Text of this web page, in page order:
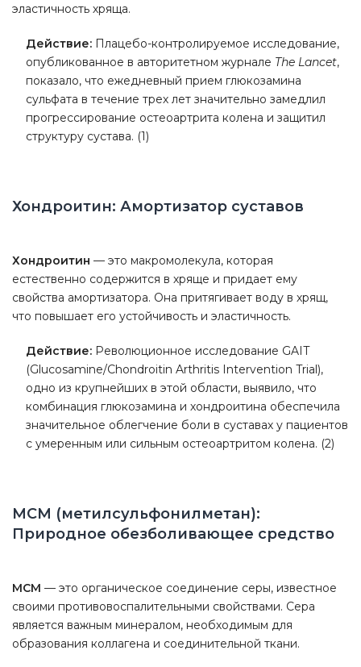
эластичность хряща.
Действие: Плацебо-контролируемое исследование,
опубликованное в авторитетном журнале The Lancet,
показало, что ежедневный прием глюкозамина
сульфата в течение трех лет значительно замедлил
прогрессирование остеоартрита колена и защитил
структуру сустава. (1)
Хондроитин: Амортизатор суставов
Хондроитин — это макромолекула, которая
естественно содержится в хряще и придает ему
свойства амортизатора. Она притягивает воду в хрящ,
что повышает его устойчивость и эластичность.
Действие: Революционное исследование GAIT
(Glucosamine/Chondroitin Arthritis Intervention Trial),
одно из крупнейших в этой области, выявило, что
комбинация глюкозамина и хондроитина обеспечила
значительное облегчение боли в суставах у пациентов
с умеренным или сильным остеоартритом колена. (2)
МСМ (метилсульфонилметан):
Природное обезболивающее средство
МСМ — это органическое соединение серы, известное
своими противовоспалительными свойствами. Сера
является важным минералом, необходимым для
образования коллагена и соединительной ткани.